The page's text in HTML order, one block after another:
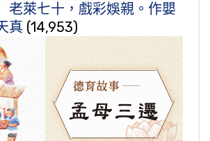
老萊七十，戲彩娛親。作嬰
真 (14,953)